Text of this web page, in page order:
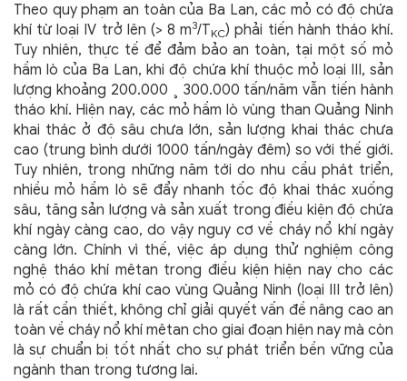
Theo quy phạm an toàn của Ba Lan, các mỏ có độ chứa
khí từ loại IV trở lên (> 8 m3/TKC) phải tiến hành tháo khí.
Tuy nhiên, thực tế để đảm bảo an toàn, tại một số mỏ
hầm lò của Ba Lan, khi độ chứa khí thuộc mỏ loại III, sản
lượng khoảng 200.000 ¸ 300.000 tấn/năm vẫn tiến hành
tháo khí. Hiện nay, các mỏ hầm lò vùng than Quảng Ninh
khai thác ở độ sâu chưa lớn, sản lượng khai thác chưa
cao (trung bình dưới 1000 tấn/ngày đêm) so với thế giới.
Tuy nhiên, trong những năm tới do nhu cầu phát triển,
nhiều mỏ hầm lò sẽ đẩy nhanh tốc độ khai thác xuống
sâu, tăng sản lượng và sản xuất trong điều kiện độ chứa
khí ngày càng cao, do vậy nguy cơ về cháy nổ khí ngày
càng lớn. Chính vì thế, việc áp dụng thử nghiệm công
nghệ tháo khí mêtan trong điều kiện hiện nay cho các
mỏ có độ chứa khí cao vùng Quảng Ninh (loại III trở lên)
là rất cần thiết, không chỉ giải quyết vấn đề nâng cao an
toàn về cháy nổ khí mêtan cho giai đoạn hiện nay mà còn
là sự chuẩn bị tốt nhất cho sự phát triển bền vững của
ngành than trong tương lai.